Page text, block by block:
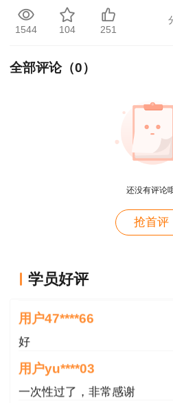
证明事项告知承诺制，报考
报相关信息后，可自主选择
行为的人员，以及按照《专
在严重违纪违规行为或特别
记入资格考试诚信档案库且
（一）选择告知承诺制
件、符合报考条件所需的证
试组织机构的核查权力和报
报考人员在网上报名系统填
签署告知承诺书（电子文本
律效力，不允许代为承诺。
1544 104 251
全部评论（0）
还没有评论
抢首评
学员好评
就是冲着林老师而来~~哈哈哈
用户47****66
用户yu****03
一次性过了，非常感谢
用户m3****18
老师浑身充满了正能量，闪闪